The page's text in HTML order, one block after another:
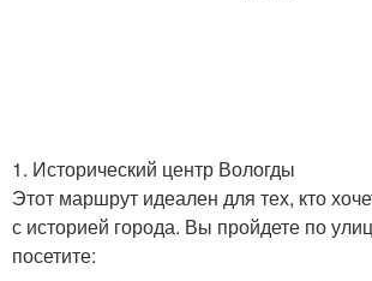
1. Исторический центр Вологды
Этот маршрут идеален для тех, кто
с историей города. Вы пройдете по
посетите: